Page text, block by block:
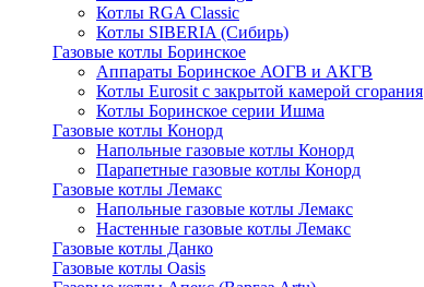
Котлы RGA Classic
Котлы SIBERIA (Сибирь)
Газовые котлы Боринское
Аппараты Боринское АОГВ и АКГВ
Котлы Eurosit с закрытой камерой сгорания
Котлы Боринское серии Ишма
Газовые котлы Конорд
Напольные газовые котлы Конорд
Парапетные газовые котлы Конорд
Газовые котлы Лемакс
Напольные газовые котлы Лемакс
Настенные газовые котлы Лемакс
Газовые котлы Данко
Газовые котлы Oasis